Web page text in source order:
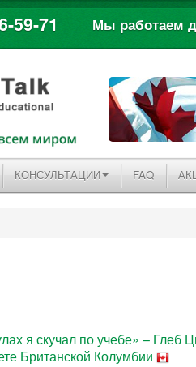
59-71 Мы работаем
КОНСУЛЬТАЦИИ FAQ
я скучал по учебе» – Глеб
Британской Колумбии